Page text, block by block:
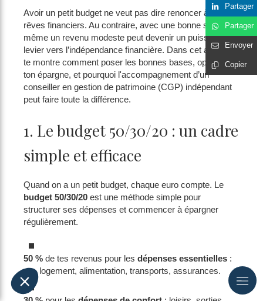
Avoir un petit budget ne veut pas dire renoncer à ses
rêves financiers. Au contraire, avec une bonne stratégie,
même un revenu modeste peut devenir un puissant
levier vers l’indépendance financière. Dans cet article, je
te montre comment poser les bonnes bases, optimiser
ton épargne, et pourquoi l'accompagnement d’un
conseiller en gestion de patrimoine (CGP) indépendant
peut faire toute la différence.
1. Le budget 50/30/20 : un cadre
simple et efficace
Quand on a un petit budget, chaque euro compte. Le
budget 50/30/20 est une méthode simple pour
structurer ses dépenses et commencer à épargner
régulièrement.
50 % de tes revenus pour les dépenses essentielles :
logement, alimentation, transports, assurances.
Partager
Partager
Envoyer
Copier